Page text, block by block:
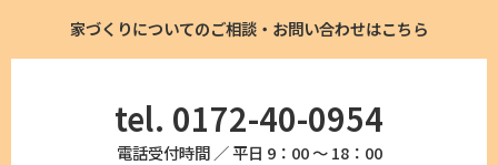
家づくりについてのご相談・お問い合わせはこちら
tel. 0172-40-0954
電話受付時間 ／ 平日 9：00 〜 18：00